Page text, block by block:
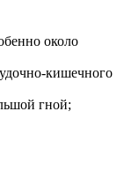
около
кишечного
гной;